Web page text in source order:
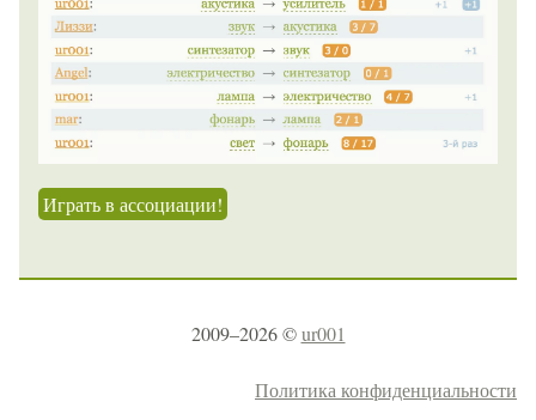
Играть в ассоциации!
2009–2026 ©ur001
Политика конфиденциальности